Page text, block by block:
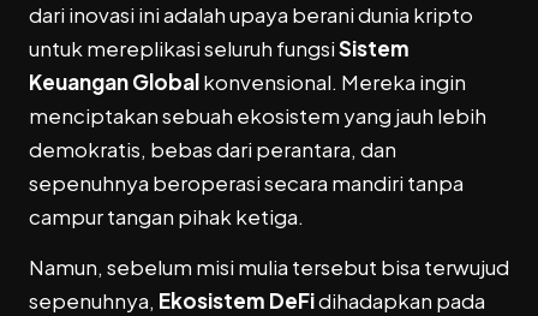
dari inovasi ini adalah upaya berani dunia kripto
untuk mereplikasi seluruh fungsiSistem
Keuangan Globalkonvensional. Mereka ingin
menciptakan sebuah ekosistem yang jauh lebih
demokratis, bebas dari perantara, dan
sepenuhnya beroperasi secara mandiri tanpa
campur tangan pihak ketiga.
Namun, sebelum misi mulia tersebut bisa terwujud
sepenuhnya, Ekosistem DeFidihadapkan pada